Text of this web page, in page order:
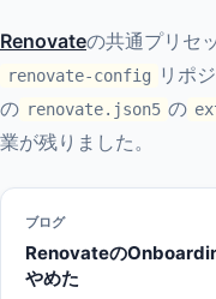
Renovateの共通プリセ
renovate-config
リポ
の renovate.json5 の
業が残りました。
ブログ
Renovateの
やめた